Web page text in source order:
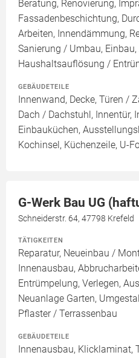
Beratung, Renovierung,
Fassadenbeschichtung,
Arbeiten, Innendämmung,
Sanierung / Umbau,
Haushaltsauflösung /
GEBÄUDETEILE
Innenwand, Decke, Türen /
Dach / Dachstuhl, Innentür,
Einbauküchen,
Kochinsel, Küchenzeile, U-
G-Werk Bau UG
Schneiderstr. 64, 47798 Krefeld
TÄTIGKEITEN
Reparatur, Neueinbau /
Innenausbau,
Entrümpelung, Verlegen,
Neuanlage Garten,
Pflaster / Terrassenbau
GEBÄUDETEILE
Innenausbau,